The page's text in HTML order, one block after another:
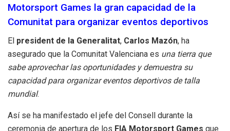
Motorsport Games la gran capacidad de la
Comunitat para organizar eventos deportivos
El president de la Generalitat, Carlos Mazón, ha
asegurado que la Comunitat Valenciana es una tierra que
sabe aprovechar las oportunidades y demuestra su
capacidad para organizar eventos deportivos de talla
mundial.
Así se ha manifestado el jefe del Consell durante la
ceremonia de apertura de los FIA Motorsport Games que